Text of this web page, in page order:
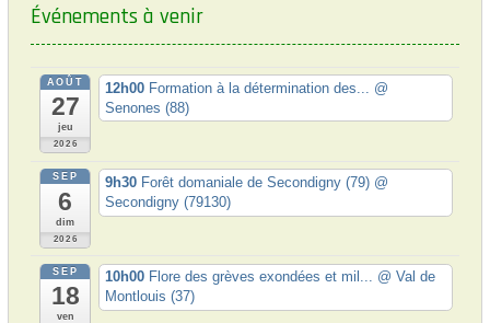
Événements à venir
AOÛT
27
jeu
2026
12h00 Formation à la détermination des... @
Senones (88)
SEP
6
dim
2026
9h30 Forêt domaniale de Secondigny (79) @
Secondigny (79130)
SEP
18
ven
10h00 Flore des grèves exondées et mil... @ Val de
Montlouis (37)